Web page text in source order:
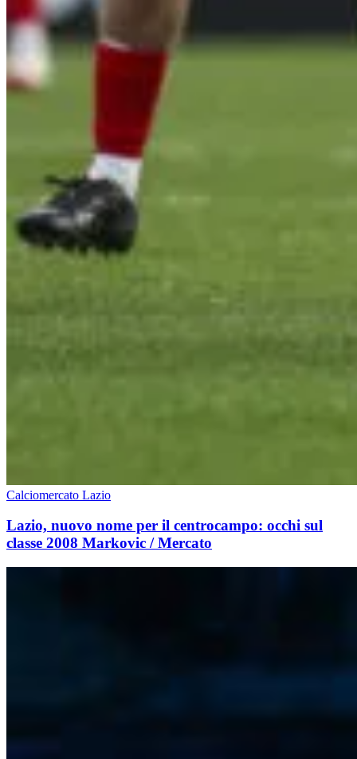
Calciomercato Lazio
Lazio, nuovo nome per il centrocampo: occhi sul
classe 2008 Markovic / Mercato